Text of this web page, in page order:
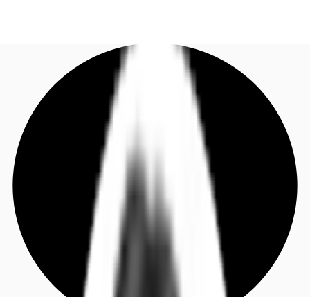
Investieren
Marktinformationen
Ihre Ansprechpartner
Jetzt anrufen Kontaktieren Sie uns